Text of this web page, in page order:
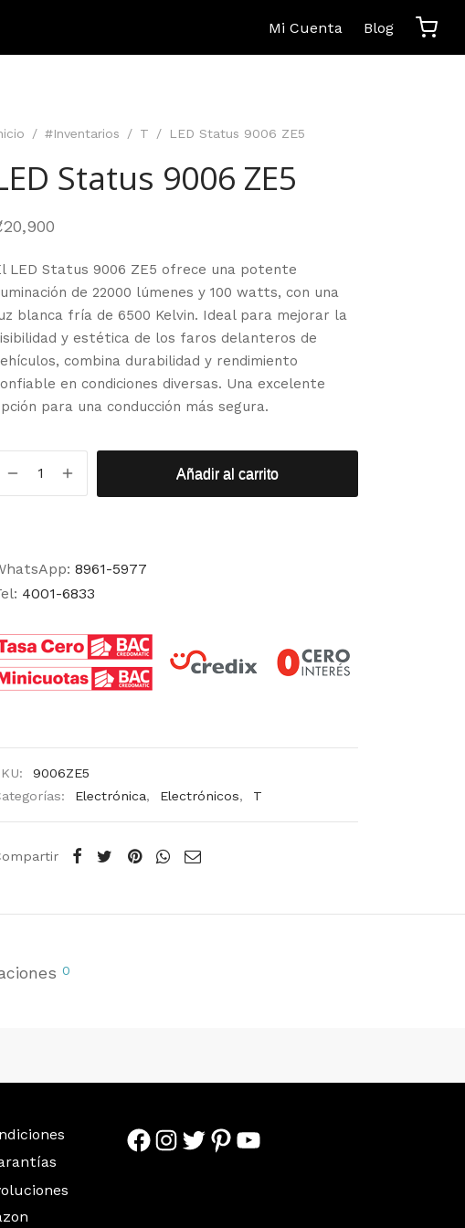
Mi Cuenta Blog
/ #Inventarios / T / LED Status 9006 ZE5
Status 9006 ZE5
20,900
LED Status 9006 ZE5 ofrece una potente
de 22000 lúmenes y 100 watts, con una
blanca fría de 6500 Kelvin. Ideal para mejorar la
y estética de los faros delanteros de
combina durabilidad y rendimiento
en condiciones diversas. Una excelente
para una conducción más segura.
Añadir al carrito
8961-5977
4001-6833
9006ZE5
Electrónica, Electrónicos, T
0
Facebook
Instagram
Twitter
Pinterest